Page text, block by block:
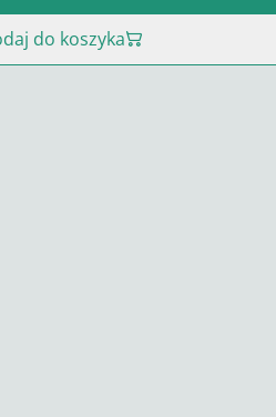
do koszyka